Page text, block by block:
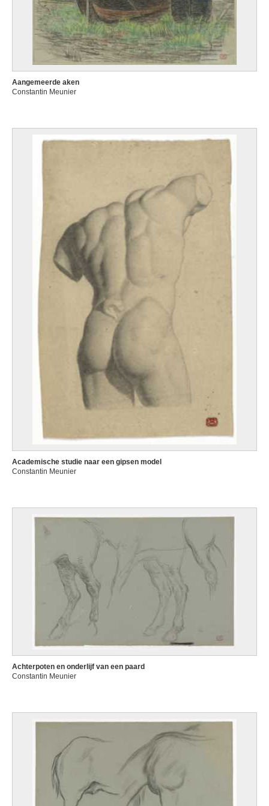
Aangemeerde aken
Constantin Meunier
Academische studie naar een gipsen model
Constantin Meunier
Achterpoten en onderlijf van een paard
Constantin Meunier